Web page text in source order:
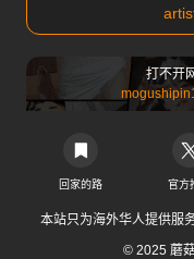
打不开
回家的路 官方
本站只为海外华人提供服
© 2025 蘑